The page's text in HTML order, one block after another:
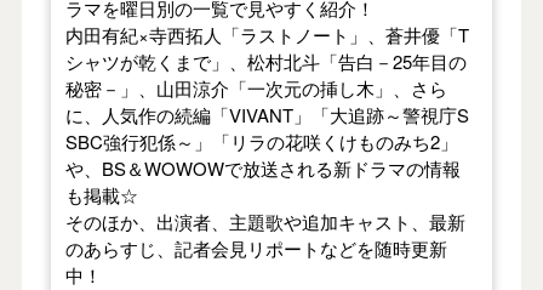
ラマを曜日別の一覧で見やすく紹介！
内田有紀×寺西拓人「ラストノート」、蒼井優「T
シャツが乾くまで」、松村北斗「告白－25年目の
秘密－」、山田涼介「一次元の挿し木」、さら
に、人気作の続編「VIVANT」「大追跡～警視庁S
SBC強行犯係～」「リラの花咲くけものみち2」
や、BS＆WOWOWで放送される新ドラマの情報
も掲載☆
そのほか、出演者、主題歌や追加キャスト、最新
のあらすじ、記者会見リポートなどを随時更新
中！